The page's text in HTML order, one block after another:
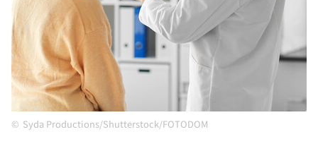
Syda Productions/Shutterstock/FOTODOM